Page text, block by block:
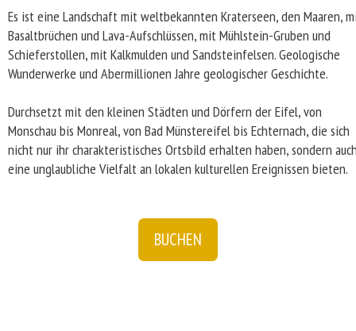
Es ist eine Landschaft mit weltbekannten Kraterseen, den Maaren,
Basaltbrüchen und Lava-Aufschlüssen, mit Mühlstein-Gruben und
Schieferstollen, mit Kalkmulden und Sandsteinfelsen. Geologische
Wunderwerke und Abermillionen Jahre geologischer Geschichte.
Durchsetzt mit den kleinen Städten und Dörfern der Eifel, von
Monschau bis Monreal, von Bad Münstereifel bis Echternach, die sich
nicht nur ihr charakteristisches Ortsbild erhalten haben, sondern
eine unglaubliche Vielfalt an lokalen kulturellen Ereignissen bieten.
BUCHEN